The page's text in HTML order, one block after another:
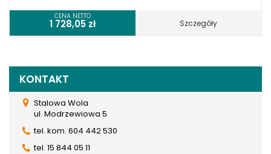
CENA NETTO
1 728,05 zł Szczegóły
KONTAKT
Stalowa Wola
ul. Modrzewiowa 5
tel. kom. 604 442 530
tel. 15 844 05 11